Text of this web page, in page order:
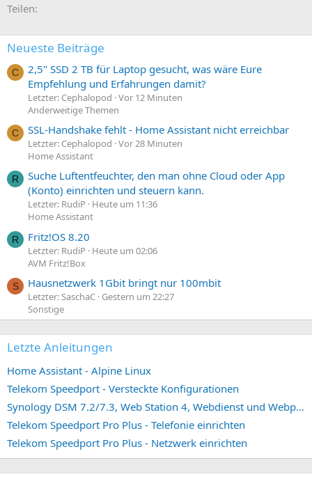
n
:
Teilen:
Neueste Beiträge
C
2,5" SSD 2 TB für Laptop gesucht, was wäre Eure
Empfehlung und Erfahrungen damit?
Letzter: Cephalopod Vor 12 Minuten
Anderweitige Themen
C SSL-Handshake fehlt - Home Assistant nicht erreichbar
Letzter: Cephalopod Vor 28 Minuten
Home Assistant
R
Suche Luftentfeuchter, den man ohne Cloud oder App
(Konto) einrichten und steuern kann.
Letzter: RudiP
Heute um 11:36
Home Assistant
R Fritz!OS 8.20
Letzter: RudiP
Heute um 02:06
AVM Fritz!Box
S Hausnetzwerk 1Gbit bringt nur 100mbit
Letzter: SaschaC Gestern um 22:27
Sonstige
Letzte Anleitungen
Home Assistant - Alpine Linux
Telekom Speedport - Versteckte Konfigurationen
Synology DSM 7.2/7.3, Web Station 4, Webdienst und Webportal erstellen (ehemals vHost)
Telekom Speedport Pro Plus - Telefonie einrichten
Telekom Speedport Pro Plus - Netzwerk einrichten